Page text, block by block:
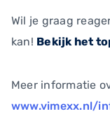
Wil je graag
kan! Bekijk het
Meer informatie
www.vimexx.nl/